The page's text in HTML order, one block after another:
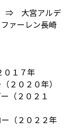
⇒ 大宮アルデ
ーレン長崎
０１７年
２０２０年）
（２０２１
（２０２２年